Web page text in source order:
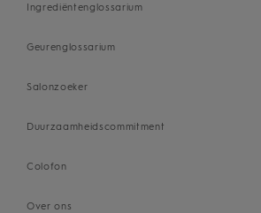
Ingrediëntenglossarium
Geurenglossarium
Salonzoeker
Duurzaamheidscommitment
Colofon
Over ons